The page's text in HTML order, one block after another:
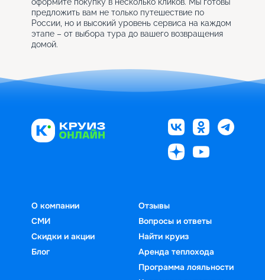
оформите покупку в несколько кликов. Мы готовы
предложить вам не только путешествие по
России, но и высокий уровень сервиса на каждом
этапе – от выбора тура до вашего возвращения
домой.
О компании
СМИ
Скидки и акции
Блог
Отзывы
Вопросы и ответы
Найти круиз
Аренда теплохода
Программа лояльности